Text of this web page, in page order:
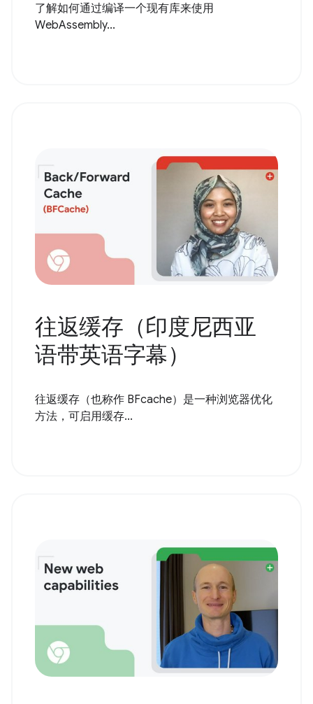
了解如何通过编译一个现有库来使用
WebAssembly...
往返缓存（印度尼西亚
语带英语字幕）
往返缓存（也称作 BFcache）是一种浏览器优化
方法，可启用缓存...